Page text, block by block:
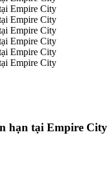
hạn tại Empire City